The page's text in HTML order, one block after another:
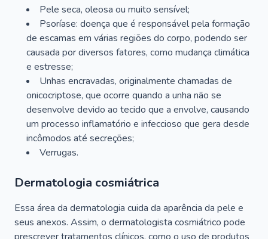
Pele seca, oleosa ou muito sensível;
Psoríase: doença que é responsável pela formação
de escamas em várias regiões do corpo, podendo ser
causada por diversos fatores, como mudança climática
e estresse;
Unhas encravadas, originalmente chamadas de
onicocriptose, que ocorre quando a unha não se
desenvolve devido ao tecido que a envolve, causando
um processo inflamatório e infeccioso que gera desde
incômodos até secreções;
Verrugas.
Dermatologia cosmiátrica
Essa área da dermatologia cuida da aparência da pele e
seus anexos. Assim, o dermatologista cosmiátrico pode